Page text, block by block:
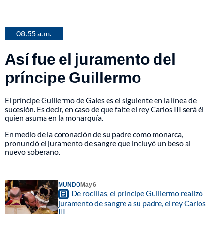
08:55 a. m.
Así fue el juramento del
príncipe Guillermo
El príncipe Guillermo de Gales es el siguiente en la línea de
sucesión. Es decir, en caso de que falte el rey Carlos III será él
quien asuma en la monarquía.
En medio de la coronación de su padre como monarca,
pronunció el juramento de sangre que incluyó un beso al
nuevo soberano.
MUNDOMay 6
De rodillas, el príncipe Guillermo realizó
juramento de sangre a su padre, el rey Carlos
III